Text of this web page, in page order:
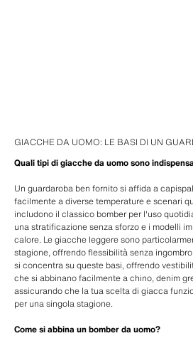
GIACCHE DA UOMO: LE BASI DI UN
Quali tipi di giacche da uomo sono
Un guardaroba ben fornito si affida a
facilmente a diverse temperature e scenari
includono il classico bomber per l'uso
una stratificazione senza sforzo e i modelli
calore. Le giacche leggere sono
stagione, offrendo flessibilità senza
si concentra su queste basi, offrendo
che si abbinano facilmente a chino, denim
assicurando che la tua scelta di giacca
per una singola stagione.
Come si abbina un bomber da uomo?